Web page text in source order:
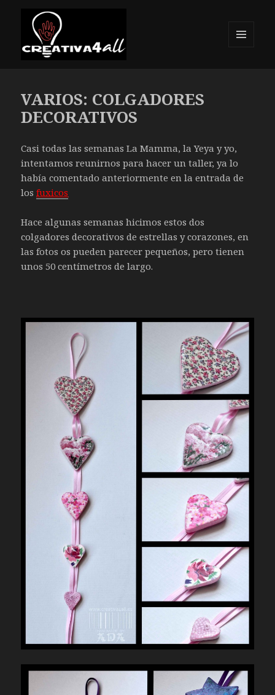
VARIOS: COLGADORES
DECORATIVOS
Casi todas las semanas La Mamma, la Yeya y yo,
intentamos reunirnos para hacer un taller, ya lo
había comentado anteriormente en la entrada de
losfuxicos
Hace algunas semanas hicimos estos dos
colgadores decorativos de estrellas y corazones, en
las fotos os pueden parecer pequeños, pero tienen
unos 50 centímetros de largo.